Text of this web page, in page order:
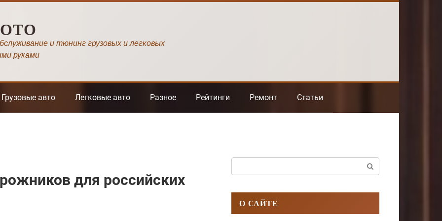
и тюнинг грузовых и легковых
руками
Грузовые авто Легковые авто Разное Рейтинги Ремонт Статьи
для российских
О САЙТЕ